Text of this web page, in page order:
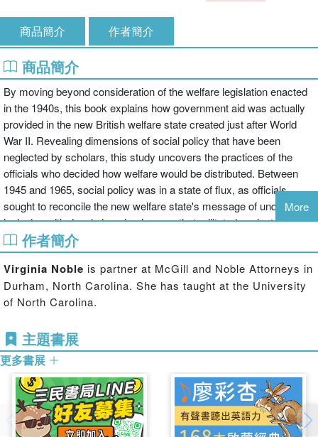
商品簡介 作者簡介
商品簡介
By moving beyond consideration of the welfare legislation enacted
in the 1940s, this book explains how government aid was actually
provided in the new British welfare state created just after World
War II. Revealing dimensions of social policy that have been
neglected by scholars, this study uncovers the practices of the
officials who decided how welfare would be distributed. Between
1945 and 1965, social policy was in a state of flux, as officials
sought to reconcile the new welfare state's message of unqualified
inclusion with deeply ingrained norms that militated against
providing state aid to working-age men, to women who had even a
tenuous connection to a male wage-earner, or to black and Asian
immigrants who lacked an authentic "British" identity. Fusing the
rationales of the poor law and the technologies of the modern
bureaucratic state, various government branches tried to shape the
mechanisms of welfare distribution created a bureaucratic
language and logic that foreshadowed the more publicized,
politicized anxieties that would surface as the welfare state itself
came under attack later in the 20th century.
More
作者簡介
Virginia Noble is partner at McGill and Noble Attorneys in
Durham, North Carolina. She has taught at the University
of North Carolina.
主題書展
更多書展